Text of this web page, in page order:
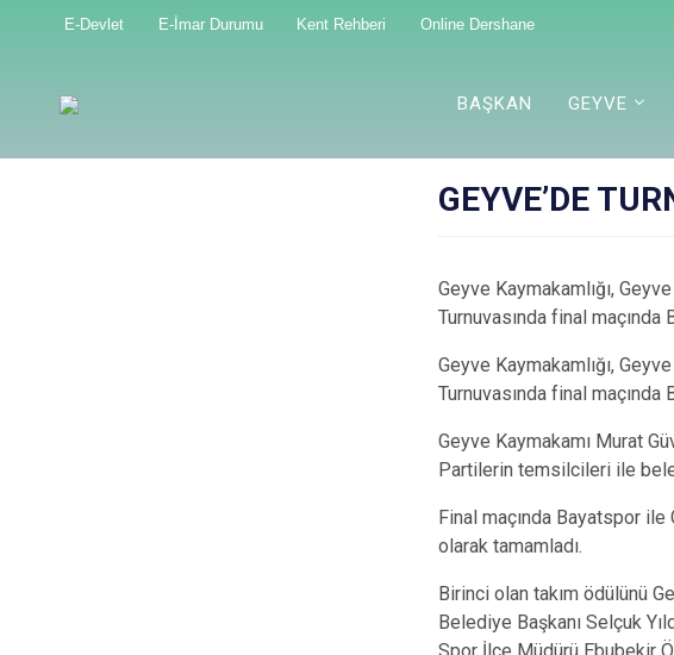
E-Devlet E-İmar Durumu Kent Rehberi Online Dershane
BAŞKAN GEYVE
GEYVE’DE
Geyve Kaymakamlığı,
Turnuvasında final
Geyve Kaymakamlığı,
Turnuvasında final
Geyve Kaymakamı Murat
Partilerin temsilcileri ile
Final maçında Bayatspor
olarak tamamladı.
Birinci olan takım ödülünü
Belediye Başkanı Selçuk